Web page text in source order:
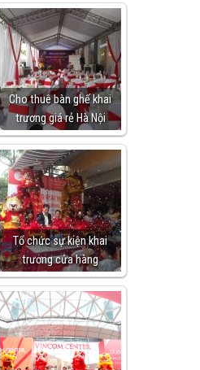
Cho thuê bàn ghế khai
trương giá rẻ Hà Nội
Tổ chức sự kiện khai
trương cửa hàng